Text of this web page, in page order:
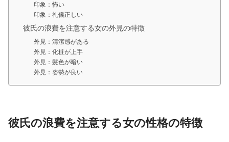
印象：怖い
印象：礼儀正しい
彼氏の浪費を注意する女の外見の特徴
外見：清潔感がある
外見：化粧が上手
外見：髪色が暗い
外見：姿勢が良い
彼氏の浪費を注意する女の性格の特徴